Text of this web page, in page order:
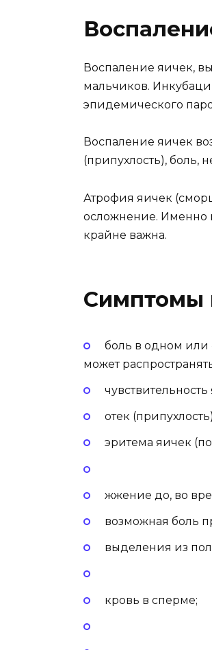
Воспаление яичек,
мальчиков.
эпидемического
Воспаление яичек
(припухлость), боль,
Атрофия яичек
осложнение. Именно
крайне важна.
Симптомы
боль в одном или
может
отек
эритема яичек
жжение до, во
возможная боль
выделения из
кровь в сперме;